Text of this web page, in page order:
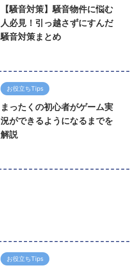
【騒音対策】騒音物件に悩む
人必見！引っ越さずにすんだ
騒音対策まとめ
お役立ちTips
まったくの初心者がゲーム実
況ができるようになるまでを
解説
お役立ちTips